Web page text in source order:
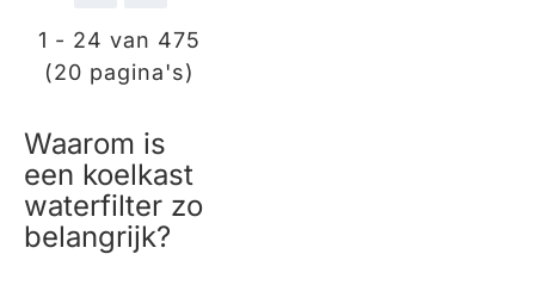
1 - 24 van 475
(20 pagina's)
Waarom is
een koelkast
waterfilter zo
belangrijk?